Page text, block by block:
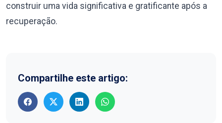
construir uma vida significativa e gratificante após a
recuperação.
Compartilhe este artigo: